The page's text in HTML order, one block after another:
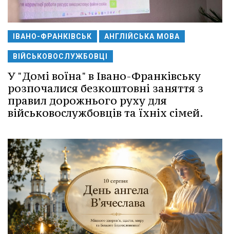
ІВАНО-ФРАНКІВСЬК АНГЛІЙСЬКА МОВА
ВІЙСЬКОВОСЛУЖБОВЦІ
У "Домі воїна" в Івано-Франківську
розпочалися безкоштовні заняття з
правил дорожнього руху для
військовослужбовців та їхніх сімей.